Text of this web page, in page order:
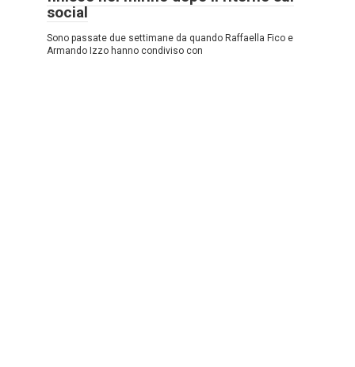
social
Sono passate due settimane da quando Raffaella Fico e
Armando Izzo hanno condiviso con